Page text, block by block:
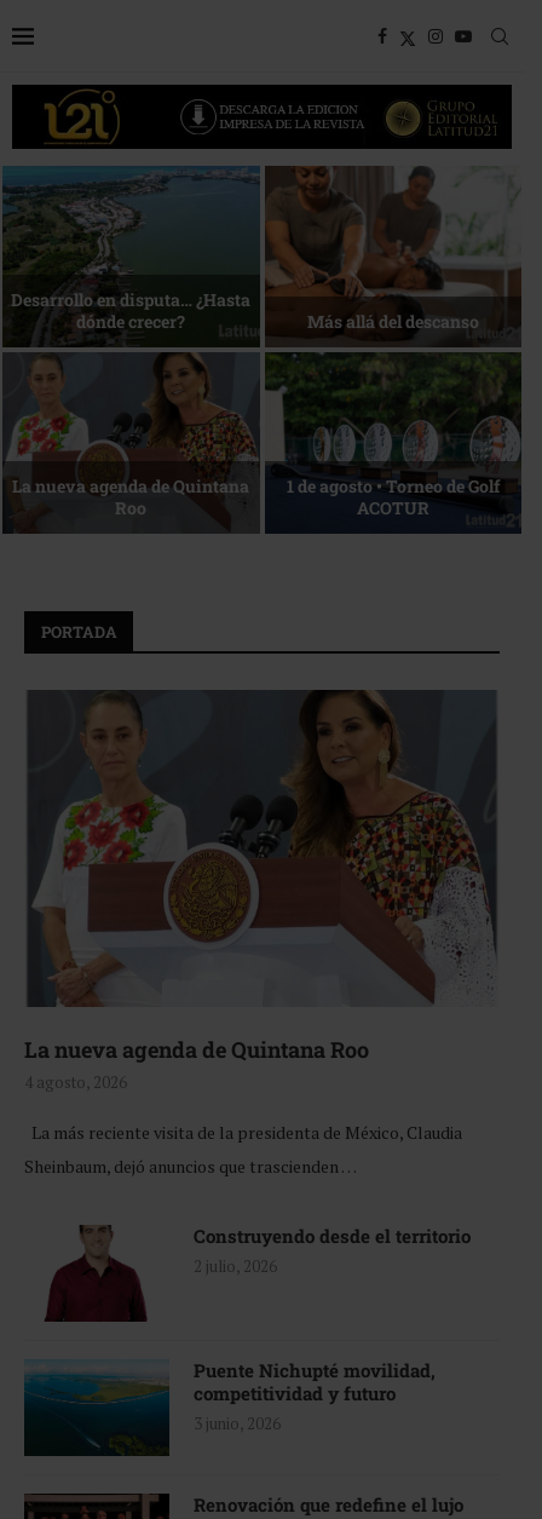
Bottega, un viaje servido a la
mesa
Energía que Impulsa la
competitividad
Reconocimiento de viajeros La esencia del servicio
PORTADA
La nueva agenda de Quintana Roo
4 agosto, 2026
La más reciente visita de la presidenta de México, Claudia
Sheinbaum, dejó anuncios que trascienden …
Construyendo desde el territorio
2 julio, 2026
Puente Nichupté movilidad,
competitividad y futuro
3 junio, 2026
Renovación que redefine el lujo